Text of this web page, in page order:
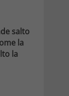
salto
la
la